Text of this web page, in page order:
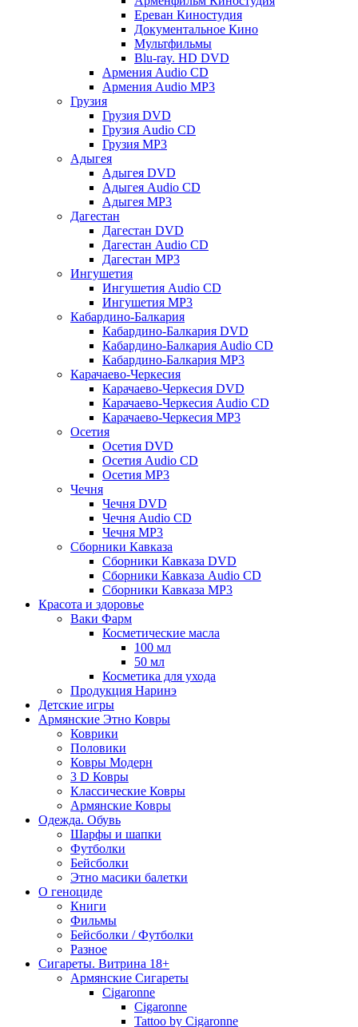
Ереван Киностудия
Документальное Кино
Мультфильмы
Blu-ray. HD DVD
Армения Audio CD
Армения Audio MP3
Грузия
Грузия DVD
Грузия Audio CD
Грузия MP3
Адыгея
Адыгея DVD
Адыгея Audio CD
Адыгея MP3
Дагестан
Дагестан DVD
Дагестан Audio CD
Дагестан MP3
Ингушетия
Ингушетия Audio CD
Ингушетия MP3
Кабардино-Балкария
Кабардино-Балкария DVD
Кабардино-Балкария Audio CD
Кабардино-Балкария MP3
Карачаево-Черкесия
Карачаево-Черкесия DVD
Карачаево-Черкесия Audio CD
Карачаево-Черкесия MP3
Осетия
Осетия DVD
Осетия Audio CD
Осетия MP3
Чечня
Чечня DVD
Чечня Audio CD
Чечня MP3
Сборники Кавказа
Сборники Кавказа DVD
Сборники Кавказа Audio CD
Сборники Кавказа MP3
Красота и здоровье
Ваки Фарм
Косметические масла
100 мл
50 мл
Косметика для ухода
Продукция Наринэ
Детские игры
Армянские Этно Ковры
Коврики
Половики
Ковры Модерн
3 D Ковры
Классические Ковры
Армянские Ковры
Одежда. Обувь
Шарфы и шапки
Футболки
Бейсболки
Этно масики балетки
О геноциде
Книги
Фильмы
Бейсболки / Футболки
Разное
Сигареты. Витрина 18+
Армянские Сигареты
Cigaronne
Cigaronne
Tattoo by Cigaronne